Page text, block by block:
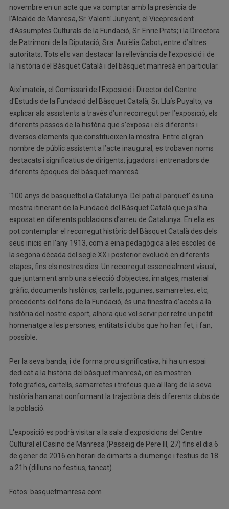
novembre en un acte que va comptar amb la presència de
l’Alcalde de Manresa, Sr. Valentí Junyent; el Vicepresident
d’Assumptes Culturals de la Fundació, Sr. Enric Prats; i la Directora
de Patrimoni de la Diputació, Sra. Aurèlia Cabot; entre d’altres
autoritats. Tots ells van destacar la rellevància de l’exposició i de
la història del Bàsquet Català i del bàsquet manresà en particular.
Així mateix, el Comissari de l'Exposició i Director del Centre
d'Estudis de la Fundació del Bàsquet Català, Sr. Lluís Puyalto, va
explicar als assistents a través d’un recorregut per l’exposició, els
diferents passos de la història que s’exposa i els diferents i
diversos elements que constitueixen la mostra. Entre el gran
nombre de públic assistent a l’acte inaugural, es trobaven noms
destacats i significatius de dirigents, jugadors i entrenadors de
diferents èpoques del bàsquet manresà.
'100 anys de basquetbol a Catalunya. Del pati al parquet' és una
mostra itinerant de la Fundació del Bàsquet Català que ja s’ha
exposat en diferents poblacions d’arreu de Catalunya. En ella es
pot contemplar el recorregut històric del Bàsquet Català des dels
seus inicis en l’any 1913, com a eina pedagògica a les escoles de
la segona dècada del segle XX i posterior evolució en diferents
etapes, fins els nostres dies. Un recorregut essencialment visual,
que juntament amb una selecció d’objectes, imatges, material
gràfic, documents històrics, cartells, joguines, samarretes, etc,
procedents del fons de la Fundació, és una finestra d’accés a la
història del nostre esport, alhora que vol servir per retre un petit
homenatge a les persones, entitats i clubs que ho han fet, i fan,
possible.
Per la seva banda, i de forma prou significativa, hi ha un espai
dedicat a la història del bàsquet manresà, on es mostren
fotografies, cartells, samarretes i trofeus que al llarg de la seva
història han anat conformant la trajectòria dels diferents clubs de
la població.
L'exposició es podrà visitar a la sala d'exposicions del Centre
Cultural el Casino de Manresa (Passeig de Pere III, 27) fins el dia 6
de gener de 2016 en horari de dimarts a diumenge i festius de 18
a 21h (dilluns no festius, tancat).
Fotos: basquetmanresa.com